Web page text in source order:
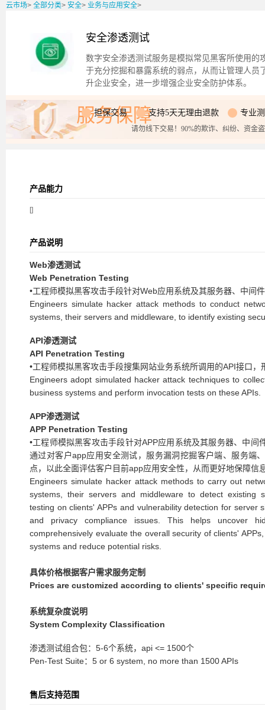
云市场> 全部分类> 安全> 业务与应用安全>
安全渗透测试
数字安全渗透测试服务是模拟常见黑客所使用的
于充分挖掘和暴露系统的弱点，从而让管理人员
升企业安全，进一步增强企业安全防护体系。
服务保障
担保交易 支持5天无理由退款 专业
请勿线下交易！90%的欺诈、纠纷、资金
产品能力
[]
产品说明
Web渗透测试
Web Penetration Testing
•工程师模拟黑客攻击手段针对Web应用系统及其服务器、中间
Engineers simulate hacker attack methods to conduct
systems, their servers and middleware, to identify existing
API渗透测试
API Penetration Testing
•工程师模拟黑客攻击手段搜集网站业务系统所调用的API接口
Engineers adopt simulated hacker attack techniques to
business systems and perform invocation tests on these APIs.
APP渗透测试
APP Penetration Testing
•工程师模拟黑客攻击手段针对APP应用系统及其服务器、中
通过对客户app应用安全测试，服务漏洞挖掘客户端、服务端
点，以此全面评估客户目前app应用安全性，从而更好地保障信
Engineers simulate hacker attack methods to carry out
systems, their servers and middleware to detect existing
testing on clients' APPs and vulnerability detection for server
and privacy compliance issues. This helps uncover
comprehensively evaluate the overall security of clients'
systems and reduce potential risks.
具体价格根据客户需求服务定制
Prices are customized according to clients' specific
系统复杂度说明
System Complexity Classification
渗透测试组合包：5-6个系统，api <= 1500个
Pen-Test Suite：5 or 6 system, no more than 1500 APIs
售后支持范围